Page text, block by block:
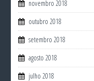
novembro 2018
outubro 2018
setembro 2018
agosto 2018
julho 2018